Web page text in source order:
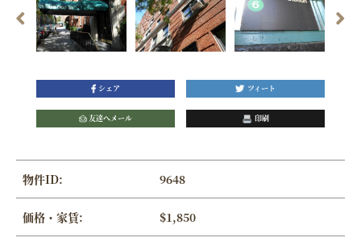
シェア ツィート
友達へメール 印刷
物件ID: 9648
価格・家賃: $1,850